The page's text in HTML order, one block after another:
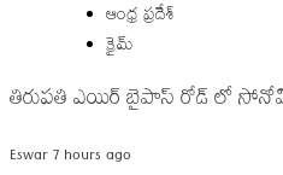
ఆంధ్ర ప్రదేశ్
క్రైమ్
తిరుపతి ఎయిర్ బైపాస్ రోడ్ లో
Eswar7 hours ago